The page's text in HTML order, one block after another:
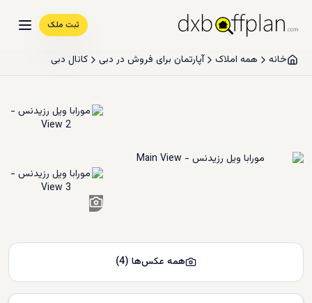
ثبت ملک
خانه همه املاک آپارتمان برای فروش در دبی کانال دبی
همه عکس‌ها (
4
)